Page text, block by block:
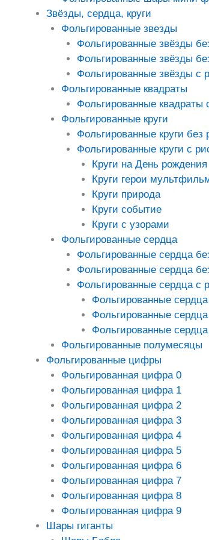
Звёзды, сердца, круги
Фольгированные звезды
Фольгированные звёзды
Фольгированные звёзды
Фольгированные звёзды с
Фольгированные квадраты
Фольгированные квадраты
Фольгированные круги
Фольгированные круги без
Фольгированные круги с
Круги на День рождения
Круги герои
Круги природа
Круги событие
Круги с узорами
Фольгированные сердца
Фольгированные сердца
Фольгированные сердца
Фольгированные сердца с
Фольгированные
Фольгированные
Фольгированные
Фольгированные полумесяцы
Фольгированные цифры
Фольгированная цифра 0
Фольгированная цифра 1
Фольгированная цифра 2
Фольгированная цифра 3
Фольгированная цифра 4
Фольгированная цифра 5
Фольгированная цифра 6
Фольгированная цифра 7
Фольгированная цифра 8
Фольгированная цифра 9
Шары гиганты